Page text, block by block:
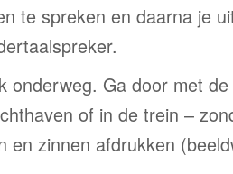
te spreken en daarna je
onderweg. Ga door met
of in de trein –
en zinnen afdrukken